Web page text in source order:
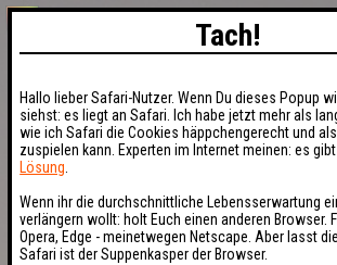
Tach!
Hallo lieber Safari-Nutzer. Wenn Du dieses Popup
siehst: es liegt an Safari. Ich habe jetzt mehr als
wie ich Safari die Cookies häppchengerecht und
zuspielen kann. Experten im Internet meinen: es gibt
Lösung
Wenn ihr die durchschnittliche Lebensserwartung
verlängern wollt: holt Euch einen anderen Browser.
Opera, Edge - meinetwegen Netscape. Aber lasst
Safari ist der Suppenkasper der Browser.